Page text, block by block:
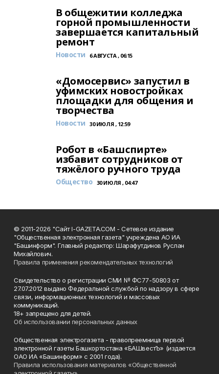
В общежитии колледжа
горной промышленности
завершается капитальный
ремонт
Новости 6 АВГУСТА , 06:15
«Домосервис» запустил в
уфимских новостройках
площадки для общения и
творчества
Новости 30 ИЮЛЯ , 12:59
Робот в «Башспирте»
избавит сотрудников от
тяжёлого ручного труда
Общество 30 ИЮЛЯ , 04:47
© 2011-2026 "Сайт I-GAZETA.COM - Сетевое издание
"Общественная электронная газета" учреждена АО ИА
"Башинформ". Главный редактор: Шарафутдинов Руслан
Михайлович.
Правила применения рекомендательных технологий
Свидетельство о регистрации СМИ № ФС77-50803 от
27.07.2012 выдано Федеральной службой по надзору в сфере
связи, информационных технологий и массовых
коммуникаций.
18+ запрещено для детей.
Об использовании персональных данных
Общественная электрогазета - правопреемница первой
электронной газеты Башкортостана «БАШвестЪ» (издается
ОАО ИА «Башинформ» с 2001 года).
Правила использования материалов «Общественной